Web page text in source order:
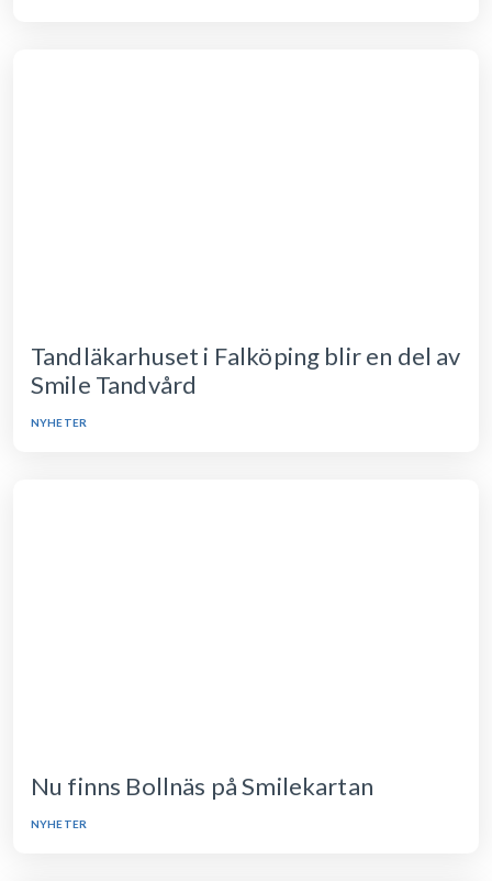
Tandläkarhuset i Falköping blir en del av
Smile Tandvård
NYHETER
Nu finns Bollnäs på Smilekartan
NYHETER